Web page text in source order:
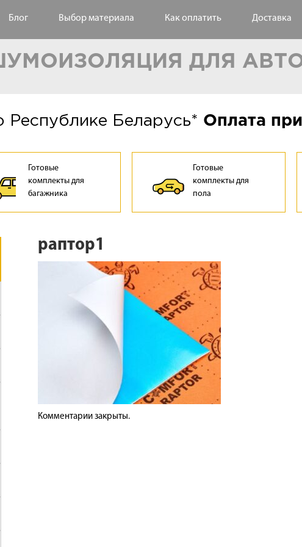
Блог Выбор материала Как оплатить Доставка
ДЛЯ
Республике Беларусь* Оплата
Готовые
комплекты для
багажника
Готовые
комплекты для
пола
раптор1
Комментарии закрыты.